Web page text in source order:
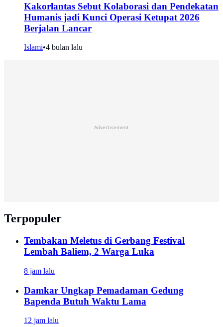
Kakorlantas Sebut Kolaborasi dan Pendekatan
Humanis jadi Kunci Operasi Ketupat 2026
Berjalan Lancar
Islami•4 bulan lalu
Advertisement
Terpopuler
Tembakan Meletus di Gerbang Festival
Lembah Baliem, 2 Warga Luka
8 jam lalu
Damkar Ungkap Pemadaman Gedung
Bapenda Butuh Waktu Lama
12 jam lalu